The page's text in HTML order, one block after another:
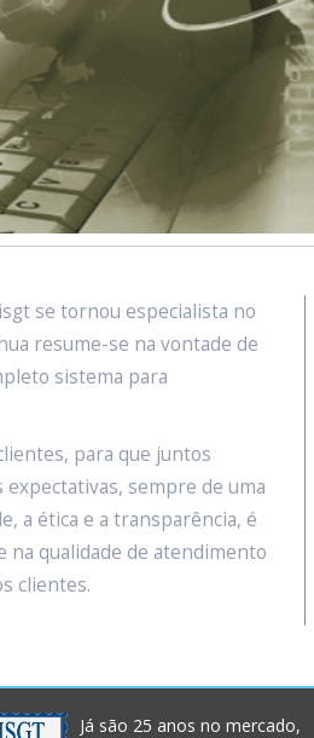
se tornou especialista no
resume-se na vontade de
sistema para
para que juntos
sempre de uma
a ética e a transparência, é
qualidade de atendimento
clientes.
Já são 25 anos no mercado,